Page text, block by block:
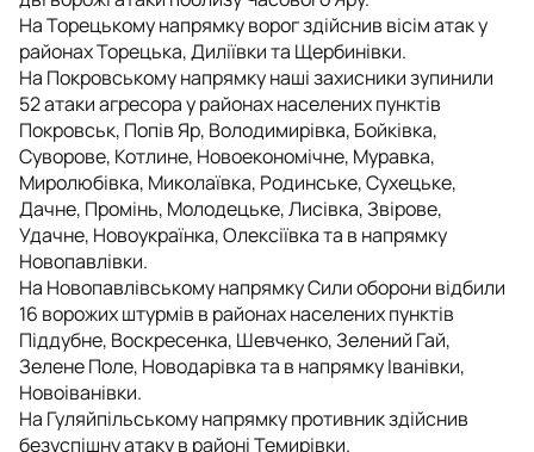
На Торецькому напрямку ворог здійснив вісім атак у
районах Торецька, Диліївки та Щербинівки.
На Покровському напрямку наші захисники зупинили
52 атаки агресора у районах населених пунктів
Покровськ, Попів Яр, Володимирівка, Бойківка,
Суворове, Котлине, Новоекономічне, Муравка,
Миролюбівка, Миколаївка, Родинське, Сухецьке,
Дачне, Промінь, Молодецьке, Лисівка, Звірове,
Удачне, Новоукраїнка, Олексіївка та в напрямку
Новопавлівки.
На Новопавлівському напрямку Сили оборони відбили
16 ворожих штурмів в районах населених пунктів
Піддубне, Воскресенка, Шевченко, Зелений Гай,
Зелене Поле, Новодарівка та в напрямку Іванівки,
Новоіванівки.
На Гуляйпільському напрямку противник здійснив
безуспішну атаку в районі Темирівки.